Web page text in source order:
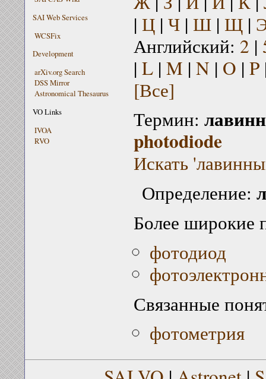
SAI Web Services
WCSFix
Development
arXiv.org Search
DSS Mirror
Astronomical Thesaurus
VO Links
IVOA
RVO
| Ц| Ч| Ш| Щ|
Английский: 2 |
| L| M | N | O | P
[Все]
Термин:
photodiode
Искать
Определение:
Более широкие
фотодиод
Связанные
фотометрия